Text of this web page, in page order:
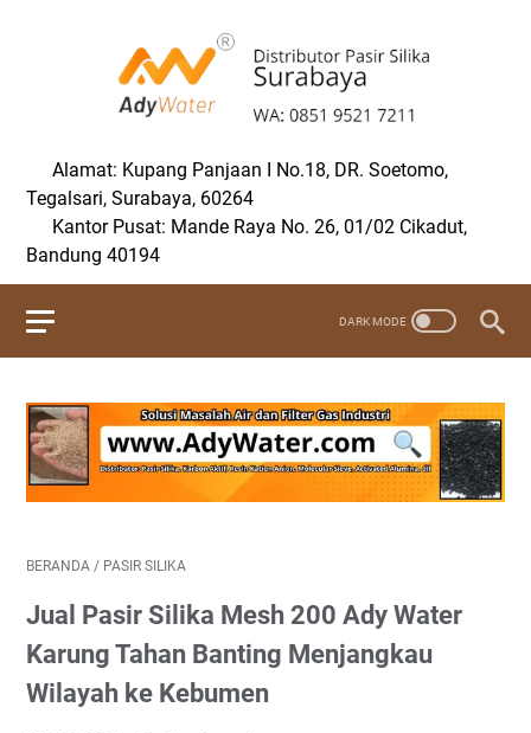
Alamat: Kupang Panjaan I No.18, DR. Soetomo,
Tegalsari, Surabaya, 60264
Kantor Pusat: Mande Raya No. 26, 01/02 Cikadut,
Bandung 40194
BERANDA / PASIR SILIKA
Jual Pasir Silika Mesh 200 Ady Water
Karung Tahan Banting Menjangkau
Wilayah ke Kebumen